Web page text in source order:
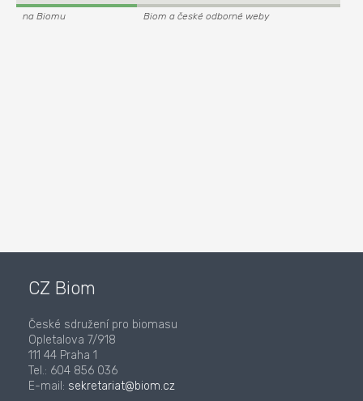
na Biomu Biom a české odborné weby
CZ Biom
České sdružení pro biomasu
Opletalova 7/918
111 44 Praha 1
Tel.: 604 856 036
E-mail: sekretariat@biom.cz